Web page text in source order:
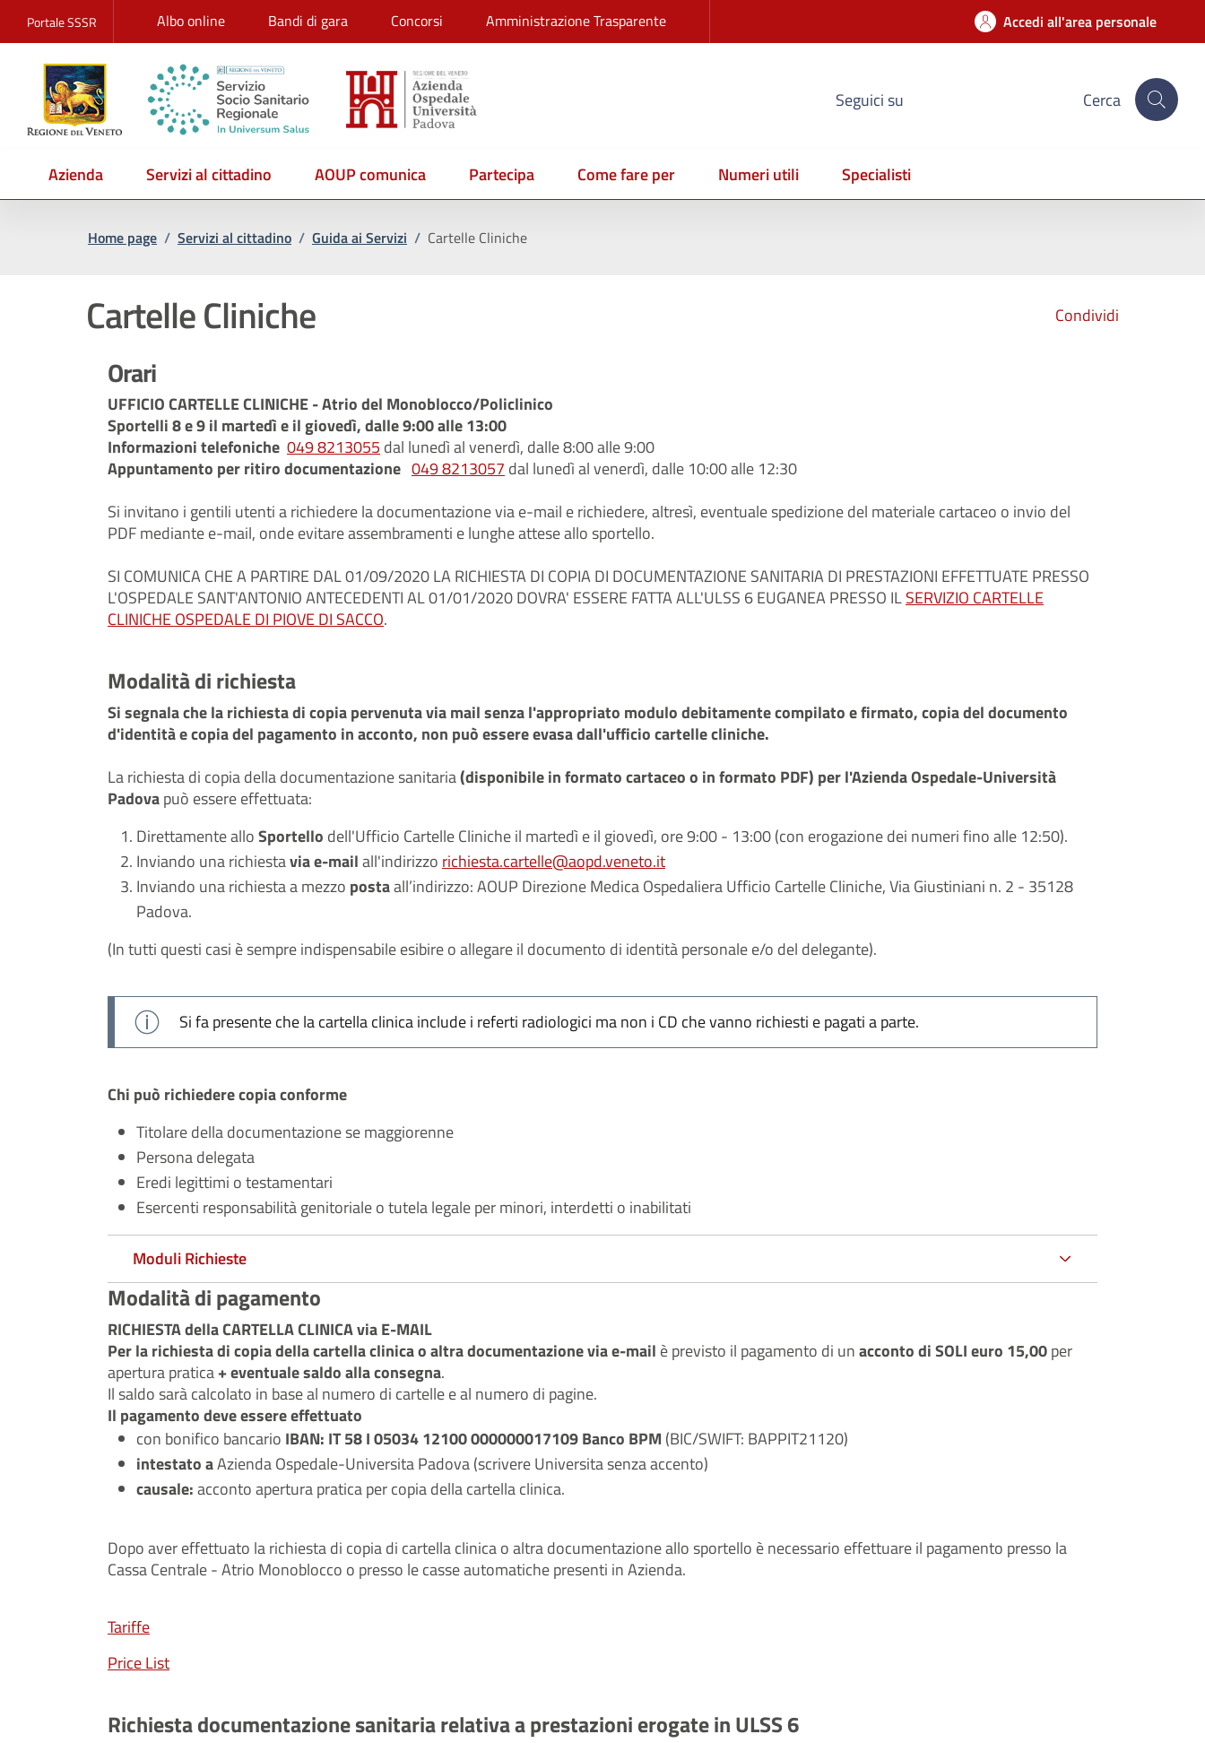
Portale SSSR Albo online Bandi di gara Concorsi Amministrazione Trasparente Accedi all'area personale
Seguici su Cerca
Azienda Servizi al cittadino AOUP comunica Partecipa Come fare per Numeri utili Specialisti
Home page / Servizi al cittadino / Guida ai Servizi / Cartelle Cliniche
Condividi
Cartelle Cliniche
Orari
UFFICIO CARTELLE CLINICHE - Atrio del Monoblocco/Policlinico
Sportelli 8 e 9 il martedì e il giovedì, dalle 9:00 alle 13:00
Informazioni telefoniche 049 8213055 dal lunedì al venerdì, dalle 8:00 alle 9:00
Appuntamento per ritiro documentazione 049 8213057 dal lunedì al venerdì, dalle 10:00 alle 12:30
Si invitano i gentili utenti a richiedere la documentazione via e-mail e richiedere, altresì, eventuale spedizione del materiale cartaceo o invio del
PDF mediante e-mail, onde evitare assembramenti e lunghe attese allo sportello.
SI COMUNICA CHE A PARTIRE DAL 01/09/2020 LA RICHIESTA DI COPIA DI DOCUMENTAZIONE SANITARIA DI PRESTAZIONI EFFETTUATE PRESSO
L'OSPEDALE SANT'ANTONIO ANTECEDENTI AL 01/01/2020 DOVRA' ESSERE FATTA ALL'ULSS 6 EUGANEA PRESSO ILSERVIZIO CARTELLE
CLINICHE OSPEDALE DI PIOVE DI SACCO.
Modalità di richiesta
Si segnala che la richiesta di copia pervenuta via mail senza l'appropriato modulo debitamente compilato e firmato, copia del documento
d'identità e copia del pagamento in acconto, non può essere evasa dall'ufficio cartelle cliniche.
La richiesta di copia della documentazione sanitaria(disponibile in formato cartaceo o in formato PDF) per l'Azienda Ospedale-Università
Padovapuò essere effettuata:
Direttamente alloSportello dell'Ufficio Cartelle Cliniche il martedì e il giovedì, ore 9:00 - 13:00(con erogazione dei numeri fino alle 12:50).
Inviando una richiestavia e-mailall'indirizzo richiesta.cartelle@aopd.veneto.it
Inviando una richiesta a mezzo postaall’indirizzo: AOUP Direzione Medica Ospedaliera Ufficio Cartelle Cliniche, Via Giustiniani n. 2 - 35128
Padova.
(In tutti questi casi è sempre indispensabile esibire o allegare il documento di identità personale e/o del delegante).
Si fa presente che la cartella clinica include i referti radiologici ma non i CD che vanno richiesti e pagati a parte.
Chi può richiedere copia conforme
Titolare della documentazione se maggiorenne
Persona delegata
Eredi legittimi o testamentari
Esercenti responsabilità genitoriale o tutela legale per minori, interdetti o inabilitati
Moduli Richieste
Modalità di pagamento
RICHIESTA della CARTELLA CLINICA via E-MAIL
Per la richiesta di copia della cartella clinica o altra documentazione via e-mail è previsto il pagamento di unacconto di SOLI euro 15,00per
apertura pratica+ eventuale saldo alla consegna.
Il saldo sarà calcolato in base al numero di cartelle e al numero di pagine.
Il pagamento deve essere effettuato
con bonifico bancario IBAN: IT 58 I 05034 12100 000000017109Banco BPM (BIC/SWIFT: BAPPIT21120)
intestato aAzienda Ospedale-Universita Padova (scrivere Universita senza accento)
causale:acconto apertura pratica per copia della cartella clinica.
Dopo aver effettuato la richiesta di copia di cartella clinica o altra documentazione allo sportello è necessario effettuare il pagamento presso la
Cassa Centrale - Atrio Monoblocco o presso le casse automatiche presenti in Azienda.
Tariffe
Price List
Richiesta documentazione sanitaria relativa a prestazioni erogate in ULSS 6